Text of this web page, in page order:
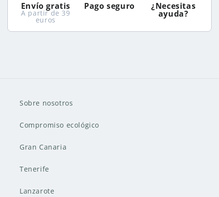
Envío gratis
A partir de 39
euros
Pago seguro ¿Necesitas
ayuda?
Sobre nosotros
Compromiso ecológico
Gran Canaria
Tenerife
Lanzarote